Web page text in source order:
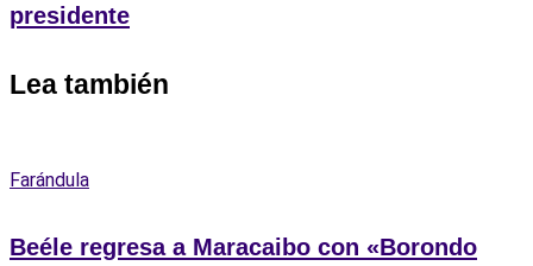
presidente
Lea también
Farándula
Beéle regresa a Maracaibo con «Borondo